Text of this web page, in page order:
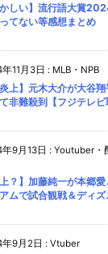
かしい】流行語大賞
てない等感想まとめ
11月3日 : MLB・NPB
炎上】元木大介が大谷
非難殺到【フジテレビ
9月13日 : Youtuber・
上？】加藤純一が本郷
ムで試合観戦＆ディ
9月2日 : Vtuber